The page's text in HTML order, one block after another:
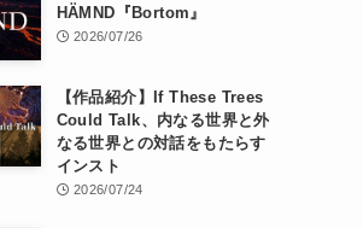
HÄMND『Bortom』
2026/07/26
【作品紹介】If These Trees
Could Talk、内なる世界と外
なる世界との対話をもたらす
インスト
2026/07/24